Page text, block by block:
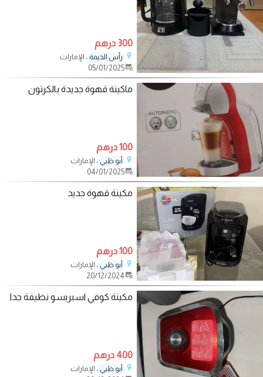
300 درهم
رأس الخيمة ، الإمارات
05/01/2025
ماكينة قهوة جديدة بالكرتون
100 درهم
أبو ظبي ، الإمارات
04/01/2025
مكينة قهوة جديد
100 درهم
أبو ظبي ، الإمارات
مكينة كوفي اسبريسو نظيفة جدا
400 درهم
أبو ظبي ، الإمارات